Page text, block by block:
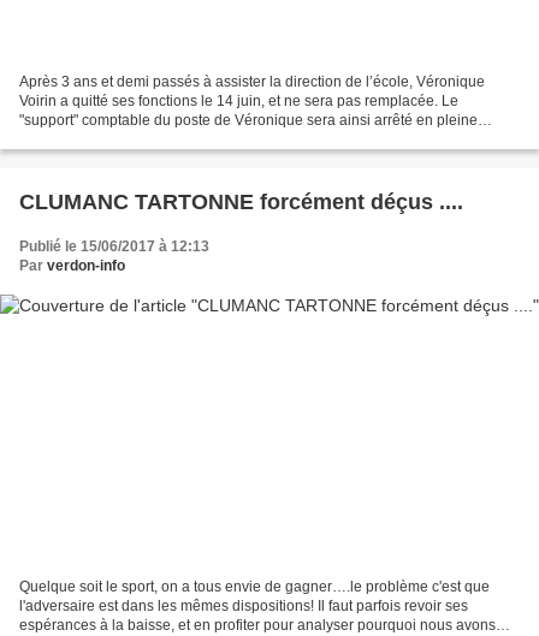
Après 3 ans et demi passés à assister la direction de l’école, Véronique
Voirin a quitté ses fonctions le 14 juin, et ne sera pas remplacée. Le
"support" comptable du poste de Véronique sera ainsi arrêté en pleine
CLUMANC TARTONNE forcément déçus ....
Publié le 15/06/2017 à 12:13
Par verdon-info
Quelque soit le sport, on a tous envie de gagner….le problème c'est que
l'adversaire est dans les mêmes dispositions! Il faut parfois revoir ses
espérances à la baisse, et en profiter pour analyser pourquoi nous avons